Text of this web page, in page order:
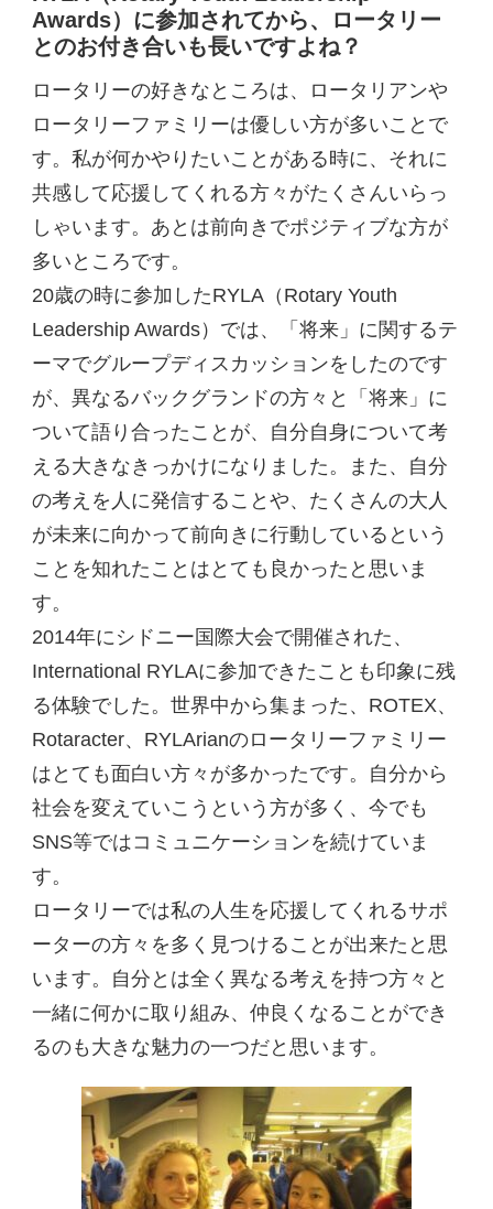
Awards）に参加されてから、ロータリー
とのお付き合いも長いですよね？
ロータリーの好きなところは、ロータリアンや
ロータリーファミリーは優しい方が多いことで
す。私が何かやりたいことがある時に、それに
共感して応援してくれる方々がたくさんいらっ
しゃいます。あとは前向きでポジティブな方が
多いところです。
20歳の時に参加したRYLA（Rotary Youth
Leadership Awards）では、「将来」に関するテ
ーマでグループディスカッションをしたのです
が、異なるバックグランドの方々と「将来」に
ついて語り合ったことが、自分自身について考
える大きなきっかけになりました。また、自分
の考えを人に発信することや、たくさんの大人
が未来に向かって前向きに行動しているという
ことを知れたことはとても良かったと思いま
す。
2014年にシドニー国際大会で開催された、
International RYLAに参加できたことも印象に残
る体験でした。世界中から集まった、ROTEX、
Rotaracter、RYLArianのロータリーファミリー
はとても面白い方々が多かったです。自分から
社会を変えていこうという方が多く、今でも
SNS等ではコミュニケーションを続けていま
す。
ロータリーでは私の人生を応援してくれるサポ
ーターの方々を多く見つけることが出来たと思
います。自分とは全く異なる考えを持つ方々と
一緒に何かに取り組み、仲良くなることができ
るのも大きな魅力の一つだと思います。